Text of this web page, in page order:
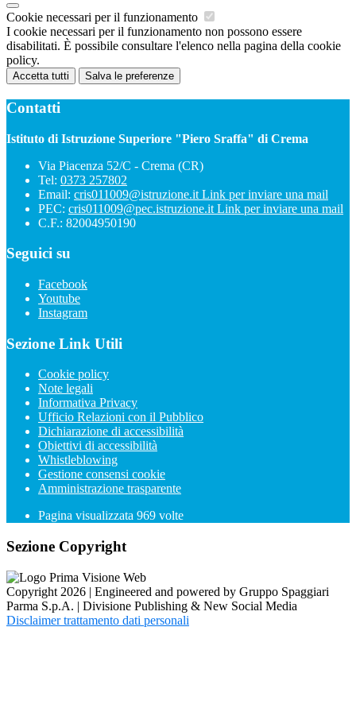
Cookie necessari per il funzionamento
I cookie necessari per il funzionamento non possono essere
disabilitati. È possibile consultare l'elenco nella pagina della cookie
policy.
Accetta tutti Salva le preferenze
Contatti
Istituto di Istruzione Superiore "Piero Sraffa" di Crema
Via Piacenza 52/C - Crema (CR)
Tel: 0373 257802
Email: cris011009@istruzione.it Link per inviare una mail
PEC: cris011009@pec.istruzione.it Link per inviare una mail
C.F.: 82004950190
Seguici su
Facebook
Youtube
Instagram
Sezione Link Utili
Cookie policy
Note legali
Informativa Privacy
Ufficio Relazioni con il Pubblico
Dichiarazione di accessibilità
Obiettivi di accessibilità
Whistleblowing
Gestione consensi cookie
Amministrazione trasparente
Pagina visualizzata 969 volte
Sezione Copyright
Copyright 2026 | Engineered and powered by Gruppo Spaggiari
Parma S.p.A. | Divisione Publishing & New Social Media
Disclaimer trattamento dati personali